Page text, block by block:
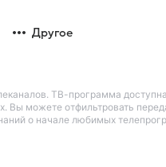
Другое
ТВ-программа
Вы можете отфильтровать
о начале любимых